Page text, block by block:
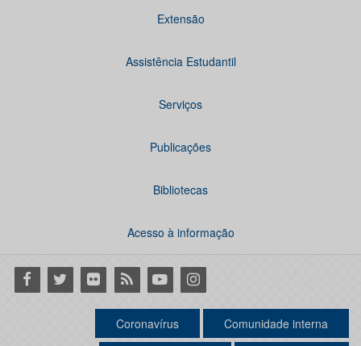
Extensão
Assistência Estudantil
Serviços
Publicações
Bibliotecas
Acesso à informação
Facebook
Twitter Flickr RSS YoutubeInstagram
Coronavírus Comunidade interna